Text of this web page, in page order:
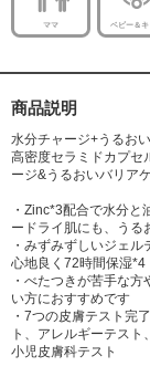
ママ ベビー＆キ
商品説明
水分チャージ+うるお
高密度セラミドカプセ
ージ&うるおいバリア
・Zinc*3配合で水分
ードライ肌にも、うる
・みずみずしいジェ
心地良く72時間保湿*4
・べたつきが苦手な
い方におすすめです
・7つの皮膚テスト完
ト、アレルギーテスト
小児皮膚科テスト